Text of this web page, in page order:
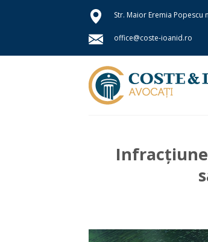
Str. Maior Eremia Popescu
office@coste-ioanid.ro